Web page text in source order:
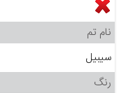
نام تم
سیبیل
رنگ